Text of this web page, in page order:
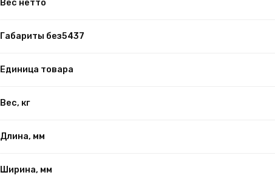
Вес нетто
Габариты без5437
Единица товара
Вес, кг
Длина, мм
Ширина, мм